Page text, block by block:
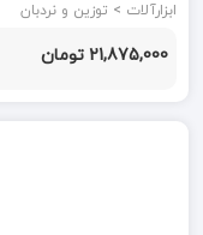
ابزارآلات > توزین و نردبان
21,875,000 تومان